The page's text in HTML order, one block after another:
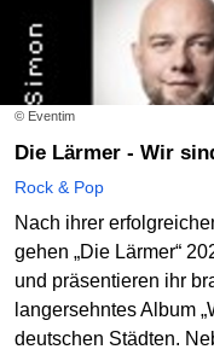
© Eventim
Die Lärmer - Wir
Rock & Pop
Nach ihrer
gehen „Die Lärmer“
und präsentieren ihr
langersehntes Album
deutschen Städten.